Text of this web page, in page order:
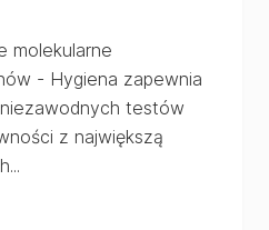
molekularne
- Hygiena zapewnia
testów
z największą